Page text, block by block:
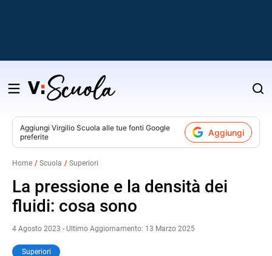
Salta
contenuto
Aggiungi Virgilio Scuola alle tue fonti Google
preferite
Aggiungi
Home Scuola Superiori
La pressione e la densità dei
fluidi: cosa sono
4 Agosto 2023 - Ultimo Aggiornamento: 13 Marzo 2025
Superiori